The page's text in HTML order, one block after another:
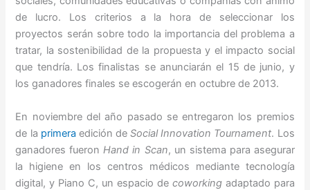
de lucro. Los criterios a la hora de seleccionar los
proyectos serán sobre todo la importancia del problema a
tratar, la sostenibilidad de la propuesta y el impacto social
que tendría. Los finalistas se anunciarán el 15 de junio, y
los ganadores finales se escogerán en octubre de 2013.
En noviembre del año pasado se entregaron los premios
de la primera edición deSocial Innovation Tournament. Los
ganadores fueron Hand in Scan, un sistema para asegurar
la higiene en los centros médicos mediante tecnología
digital, y Piano C, un espacio de coworkingadaptado para